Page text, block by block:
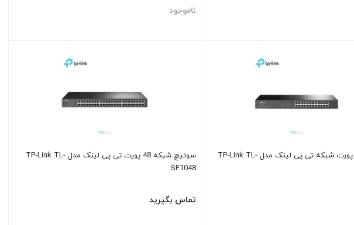
ناموجود
سوئیچ 24 پورت شبکه تی پی لینک مدل TP-Link TL-
سوئیچ شبکه 48 پورت تی پی لینک مدل TP-Link TL-
SF1048
تماس بگیرید